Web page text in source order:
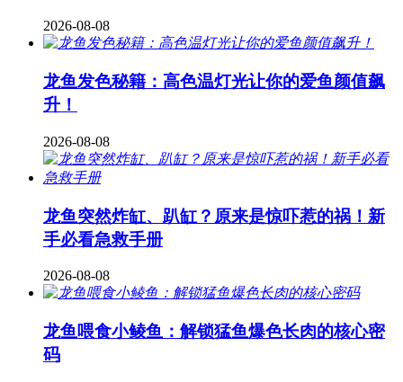
2026-08-08
龙鱼发色秘籍：高色温灯光让你的爱鱼颜值飙
升！
2026-08-08
龙鱼突然炸缸、趴缸？原来是惊吓惹的祸！新
手必看急救手册
2026-08-08
龙鱼喂食小鲮鱼：解锁猛鱼爆色长肉的核心密
码